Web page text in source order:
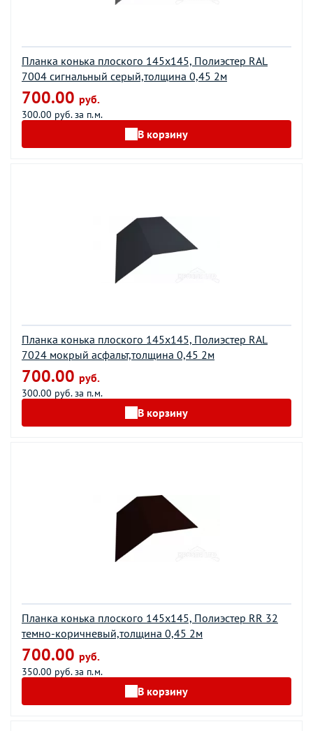
Планка конька плоского 145х145, Полиэстер RAL
7004 сигнальный серый,толщина 0,45 2м
700.00 руб.
300.00 руб. за п.м.
В корзину
Планка конька плоского 145х145, Полиэстер RAL
7024 мокрый асфальт,толщина 0,45 2м
700.00 руб.
300.00 руб. за п.м.
В корзину
Планка конька плоского 145х145, Полиэстер RR 32
темно-коричневый,толщина 0,45 2м
700.00 руб.
350.00 руб. за п.м.
В корзину